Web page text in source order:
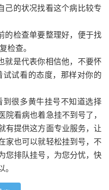
己的状况找看这个病比较专
的检查单要整理好，便于找
检查。
就是代表你相信他，不要怀
试看的态度，那样对你的
到很多黄牛挂号不知道选择
院看病也着急挂不到号了，
有提供这方面专业服务，让
家也可以就轻松挂到号，不
您排队挂号，为您分忧，快
。